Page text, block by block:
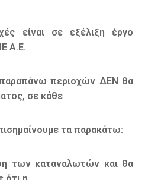
είναι σε εξέλιξη έργο
Α.Ε.
περιοχών ΔΕΝ θα
σε κάθε
τα παρακάτω:
των καταναλωτών και θα